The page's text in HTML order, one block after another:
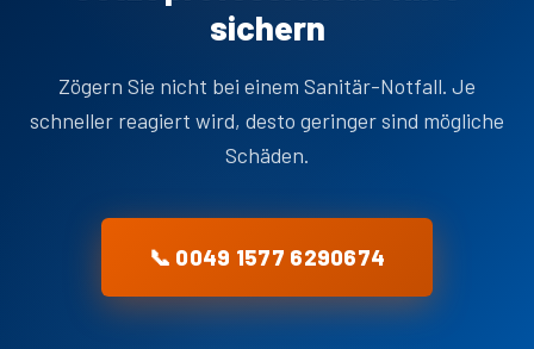
sichern
Zögern Sie nicht bei einem Sanitär-Notfall. Je
schneller reagiert wird, desto geringer sind mögliche
Schäden.
📞 0049 1577 6290674